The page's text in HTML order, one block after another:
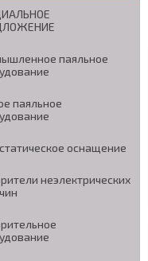
паяльное
паяльное
оснащение
неэлектрических